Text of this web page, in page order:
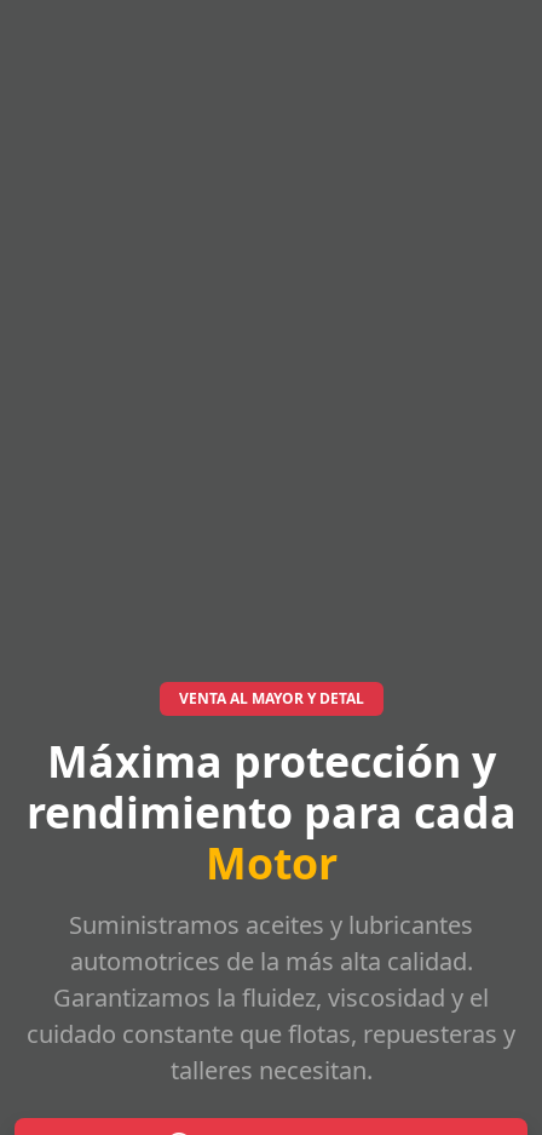
VENTA AL MAYOR Y DETAL
Máxima protección y
rendimiento para cada
Motor
Suministramos aceites y lubricantes
automotrices de la más alta calidad.
Garantizamos la fluidez, viscosidad y el
cuidado constante que flotas, repuesteras y
talleres necesitan.